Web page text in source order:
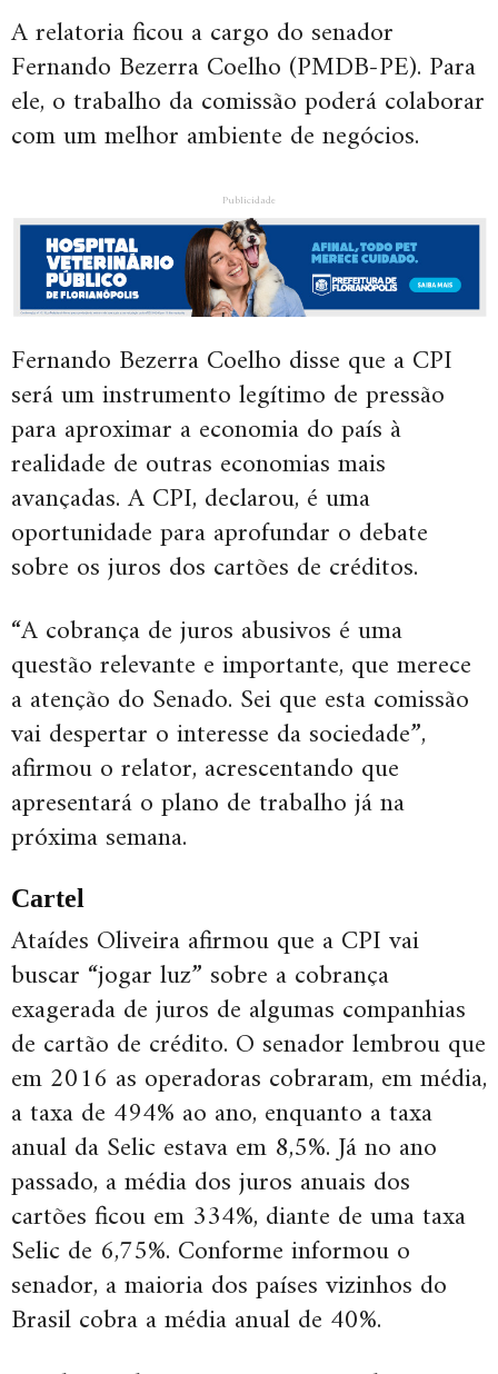
A relatoria ficou a cargo do senador
Fernando Bezerra Coelho (PMDB-PE). Para
ele, o trabalho da comissão poderá colaborar
com um melhor ambiente de negócios.
Publicidade
Fernando Bezerra Coelho disse que a CPI
será um instrumento legítimo de pressão
para aproximar a economia do país à
realidade de outras economias mais
avançadas. A CPI, declarou, é uma
oportunidade para aprofundar o debate
sobre os juros dos cartões de créditos.
“A cobrança de juros abusivos é uma
questão relevante e importante, que merece
a atenção do Senado. Sei que esta comissão
vai despertar o interesse da sociedade”,
afirmou o relator, acrescentando que
apresentará o plano de trabalho já na
próxima semana.
Cartel
Ataídes Oliveira afirmou que a CPI vai
buscar “jogar luz” sobre a cobrança
exagerada de juros de algumas companhias
de cartão de crédito. O senador lembrou que
em 2016 as operadoras cobraram, em média,
a taxa de 494% ao ano, enquanto a taxa
anual da Selic estava em 8,5%. Já no ano
passado, a média dos juros anuais dos
cartões ficou em 334%, diante de uma taxa
Selic de 6,75%. Conforme informou o
senador, a maioria dos países vizinhos do
Brasil cobra a média anual de 40%.